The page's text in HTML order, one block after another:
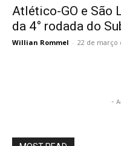
Atlético-GO e São
da 4° rodada do
Willian Rommel - 22 de março
-